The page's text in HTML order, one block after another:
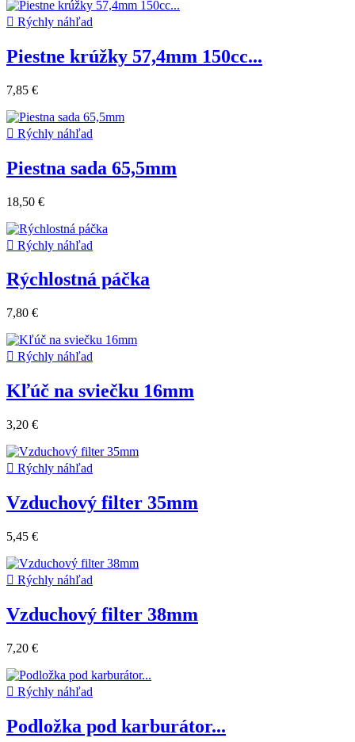
 Rýchly náhľad
Piestne krúžky 57,4mm 150cc...
7,85 €
 Rýchly náhľad
Piestna sada 65,5mm
18,50 €
 Rýchly náhľad
Rýchlostná páčka
7,80 €
 Rýchly náhľad
Kľúč na sviečku 16mm
3,20 €
 Rýchly náhľad
Vzduchový filter 35mm
5,45 €
 Rýchly náhľad
Vzduchový filter 38mm
7,20 €
 Rýchly náhľad
Podložka pod karburátor...